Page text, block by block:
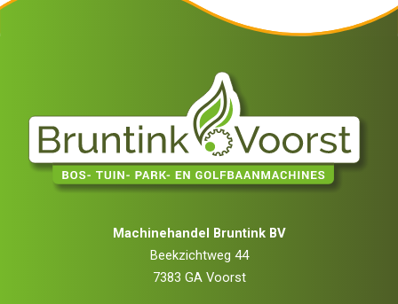
Machinehandel Bruntink BV
Beekzichtweg 44
7383 GA Voorst